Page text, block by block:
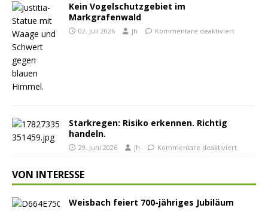
Kein Vogelschutzgebiet im
Markgrafenwald
02. Juli 2026 jh Kommentare deaktiviert
Starkregen: Risiko erkennen. Richtig
handeln.
29. Juni 2026 jh Kommentare deaktiviert
VON INTERESSE
Weisbach feiert 700-jähriges Jubiläum